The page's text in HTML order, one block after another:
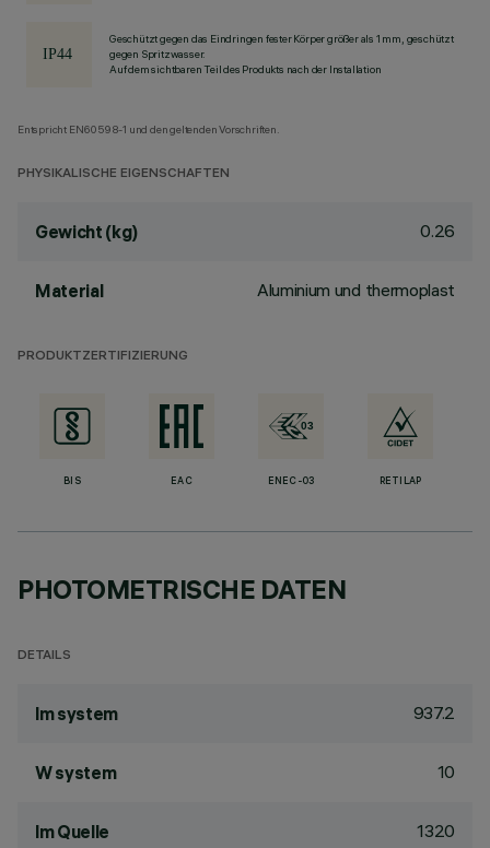
Geschützt gegen das Eindringen fester Körper größer als 1 mm, geschützt
gegen Spritzwasser.
Auf dem sichtbaren Teil des Produkts nach der Installation
Entspricht EN60598-1 und den geltenden Vorschriften.
PHYSIKALISCHE EIGENSCHAFTEN
Gewicht (kg) 0.26
Material Aluminium und thermoplast
PRODUKTZERTIFIZIERUNG
BIS EAC ENEC-03 RETILAP
PHOTOMETRISCHE DATEN
DETAILS
lm system 937.2
W system 10
lm Quelle 1320